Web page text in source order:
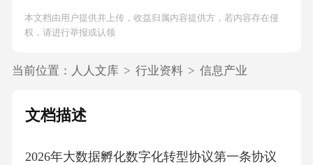
本文档由用户提供并上传，收益归属内容提供方，若内容存在侵
权，请进行举报或认领
当前位置： 人人文库 > 行业资料 > 信息产业
文档描述
2026年大数据孵化数字化转型协议第一条协议